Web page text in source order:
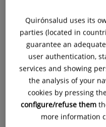
Agrupación Sanitaria de
Alan (DKV Servicios)
Allianz (DKV Servicios)
Allianz DKV Servicios Seg.
Asefa (Sanitas)
Quirónsalud uses its
parties (located in
guarantee an
user authentication,
services and showing
the analysis of your
cookies by pressing
configure/refuse them
more information